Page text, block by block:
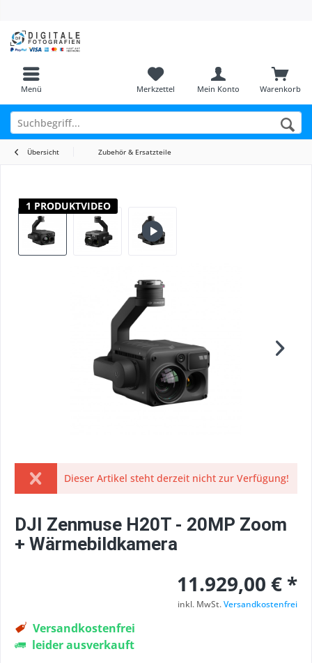
Menü Warenkorb
Merkzettel Mein Konto
Übersicht Zubehör & Ersatzteile
1 PRODUKTVIDEO
Dieser Artikel steht derzeit nicht zur Verfügung!
DJI Zenmuse H20T - 20MP Zoom
+ Wärmebildkamera
11.929,00 € *
inkl. MwSt.Versandkostenfrei
Versandkostenfrei
leider ausverkauft